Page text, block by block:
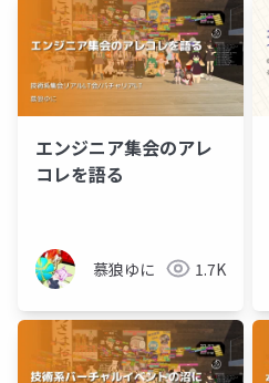
エンジニア集会のアレ
コレを語る
慕狼ゆに 1.7K